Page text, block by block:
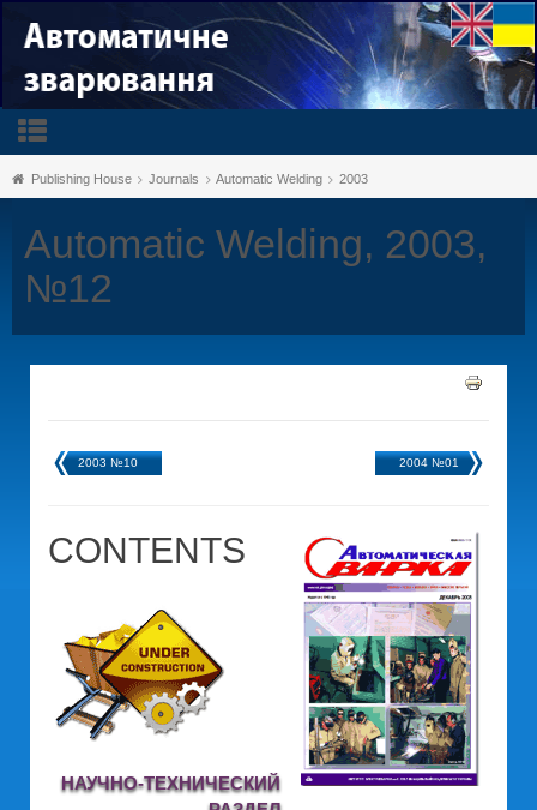
Publishing House Journals Automatic Welding 2003
Automatic Welding, 2003,
№12
2003 №10 2004 №01
CONTENTS
НАУЧНО-ТЕХНИЧЕСКИЙ